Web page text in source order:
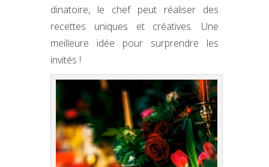
dinatoire, le chef peut réaliser des
recettes uniques et créatives. Une
meilleure idée pour surprendre les
invités !